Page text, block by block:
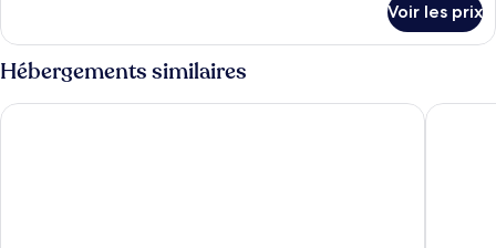
APARTMENT
ROOM
4
le
type
de
chambre
APARTMENT
Voir les prix
Hébergements similaires
Hotel Fontana Plaza Hotel